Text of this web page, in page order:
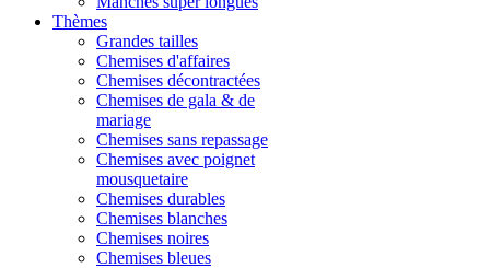
Thèmes
Grandes tailles
Chemises d'affaires
Chemises décontractées
Chemises de gala & de
mariage
Chemises sans repassage
Chemises avec poignet
mousquetaire
Chemises durables
Chemises blanches
Chemises noires
Chemises bleues